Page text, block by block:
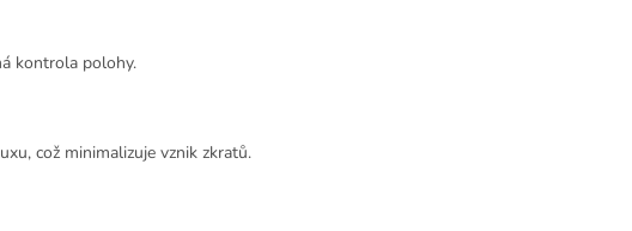
kontrola polohy.
což minimalizuje vznik zkratů.